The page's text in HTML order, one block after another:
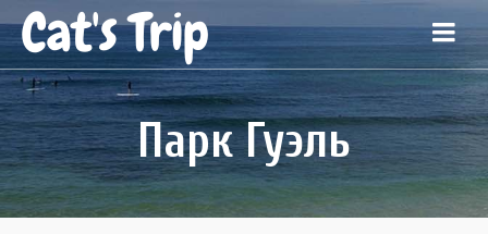
Cat's Trip
Парк Гуэль